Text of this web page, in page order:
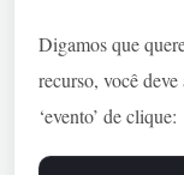
Digamos que
recurso, você
‘evento’ de clique: